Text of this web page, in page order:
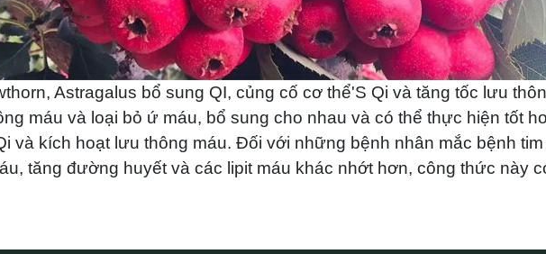
Astragalus bổ sung QI, củng cố cơ thể'S Qi và tăng tốc lưu
máu và loại bỏ ứ máu, bổ sung cho nhau và có thể thực hiện tốt
và kích hoạt lưu thông máu. Đối với những bệnh nhân mắc bệnh tim
tăng đường huyết và các lipit máu khác nhớt hơn, công thức này